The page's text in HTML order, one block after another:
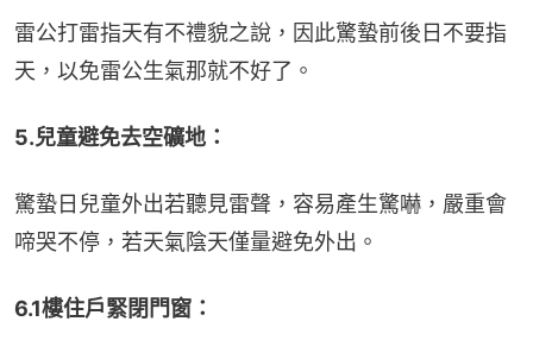
雷公打雷指天有不禮貌之說，因此驚蟄前後日不要指
天，以免雷公生氣那就不好了。
5.兒童避免去空礦地：
驚蟄日兒童外出若聽見雷聲，容易產生驚嚇，嚴重會
啼哭不停，若天氣陰天僅量避免外出。
6.1樓住戶緊閉門窗：